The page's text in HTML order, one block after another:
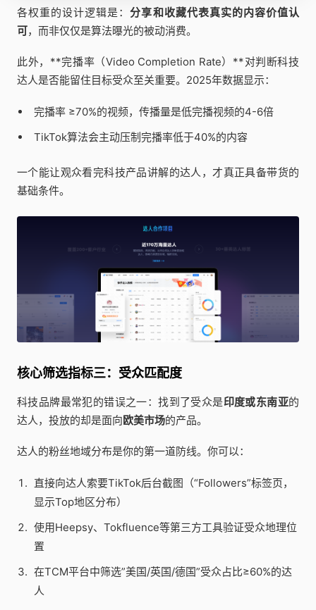
各权重的设计逻辑是：分享和收藏代表真实的内容价值认
可，而非仅仅是算法曝光的被动消费。
此外，**完播率（Video Completion Rate）**对判断科技
达人是否能留住目标受众至关重要。2025年数据显示：
完播率 ≥70%的视频，传播量是低完播视频的4-6倍
TikTok算法会主动压制完播率低于40%的内容
一个能让观众看完科技产品讲解的达人，才真正具备带货的
基础条件。
核心筛选指标三：受众匹配度
科技品牌最常犯的错误之一：找到了受众是印度或东南亚的
达人，投放的却是面向欧美市场的产品。
达人的粉丝地域分布是你的第一道防线。你可以：
直接向达人索要TikTok后台截图（“Followers”标签页，
显示Top地区分布）
使用Heepsy、Tokfluence等第三方工具验证受众地理位
置
在TCM平台中筛选”美国/英国/德国”受众占比≥60%的达
人